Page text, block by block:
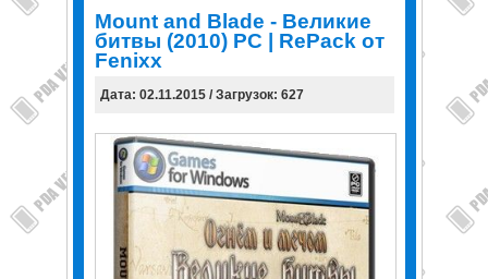
Mount and Blade - Великие
битвы (2010) PC | RePack от
Fenixx
Дата: 02.11.2015 / Загрузок: 627